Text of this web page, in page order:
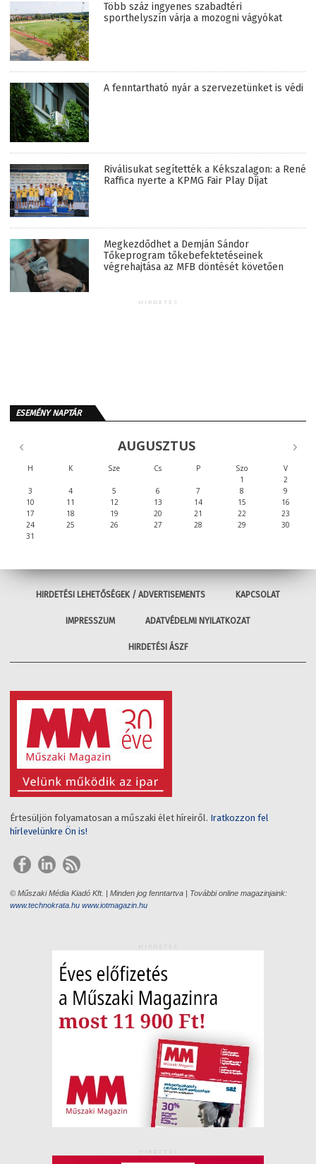
Több száz ingyenes szabadtéri
sporthelyszín várja a mozogni vágyókat
A fenntartható nyár a szervezetünket is védi
Riválisukat segítették a Kékszalagon: a René
Raffica nyerte a KPMG Fair Play Díjat
Megkezdődhet a Demján Sándor
Tőkeprogram tőkebefektetéseinek
végrehajtása az MFB döntését követően
HIRDETÉS
ESEMÉNY NAPTÁR
AUGUSZTUS
H K Sze Cs P Szo
V
1
2
3
4 5 6 7 8
9
10
11 12 13 14 15
16
17
18 19 20 21 22
23
24
25 26 27 28 29
30
31
HIRDETÉSI LEHETŐSÉGEK / ADVERTISEMENTS KAPCSOLAT
IMPRESSZUM ADATVÉDELMI NYILATKOZAT
HIRDETÉSI ÁSZF
Értesüljön folyamatosan a műszaki élet híreiről. Iratkozzon fel
hírlevelünkre Ön is!
© Műszaki Média Kiadó Kft. | Minden jog fenntartva | További online magazinjaink:
www.technokrata.hu www.iotmagazin.hu
HIRDETÉS
HIRDETÉS